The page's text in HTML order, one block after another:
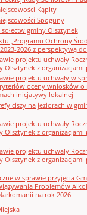
Kąpity
Spoguny
gminy Olsztynek
„Programu Ochrony
2026 z perspektywą
projektu uchwały
Olsztynek z
projektu uchwały w
oceny wniosków o
inicjatywy lokalnej
ciszy na jeziorach w
projektu uchwały
Olsztynek z
projektu uchwały
Olsztynek z
w sprawie przyjęcia
Problemów
na rok 2026